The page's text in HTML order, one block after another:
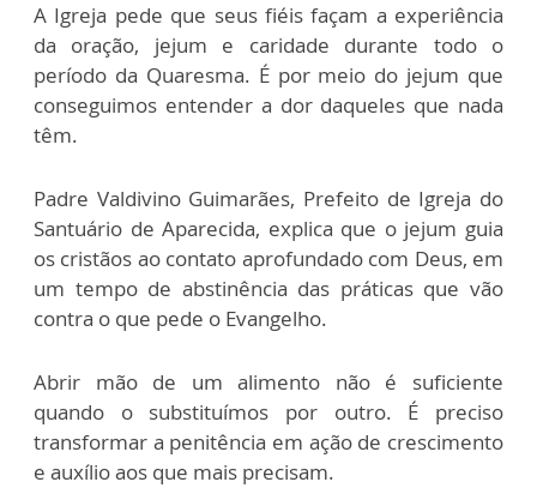
A Igreja pede que seus fiéis façam a experiência
da oração, jejum e caridade durante todo o
período da Quaresma. É por meio do jejum que
conseguimos entender a dor daqueles que nada
têm.
Padre Valdivino Guimarães, Prefeito de Igreja do
Santuário de Aparecida, explica que o jejum guia
os cristãos ao contato aprofundado com Deus, em
um tempo de abstinência das práticas que vão
contra o que pede o Evangelho.
Abrir mão de um alimento não é suficiente
quando o substituímos por outro. É preciso
transformar a penitência em ação de crescimento
e auxílio aos que mais precisam.